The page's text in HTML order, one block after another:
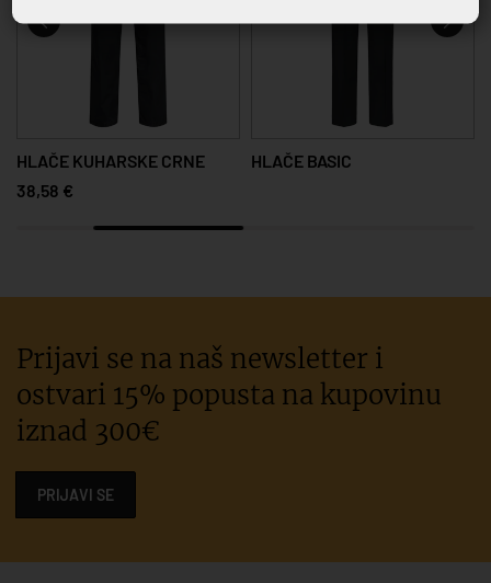
HLAČE KUHARSKE CRNE
38,58 €
HLAČE BASIC
Prijavi se na naš newsletter i
ostvari 15% popusta na kupovinu
iznad 300€
PRIJAVI SE